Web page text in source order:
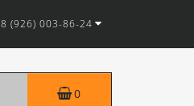
8 (926) 003-86-24
0